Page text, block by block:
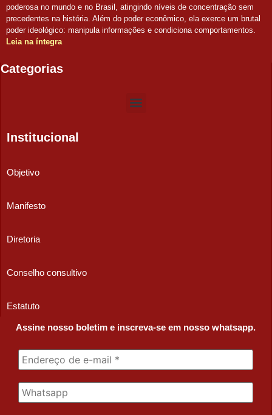
poderosa no mundo e no Brasil, atingindo níveis de concentração sem
precedentes na história. Além do poder econômico, ela exerce um brutal
poder ideológico: manipula informações e condiciona comportamentos.
Leia na íntegra
Categorias
Institucional
Objetivo
Manifesto
Diretoria
Conselho consultivo
Estatuto
Assine nosso boletim e inscreva-se em nosso whatsapp.